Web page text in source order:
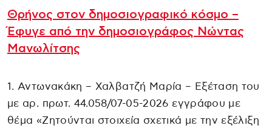
Θρήνος στον δημοσιογραφικό κόσμο –
Έφυγε από την δημοσιογράφος Νώντας
Μανωλίτσης
1. Αντωνακάκη – Χαλβατζή Μαρία – Εξέταση του
με αρ. πρωτ. 44.058/07-05-2026 εγγράφου με
θέμα «Ζητούνται στοιχεία σχετικά με την εξέλιξη